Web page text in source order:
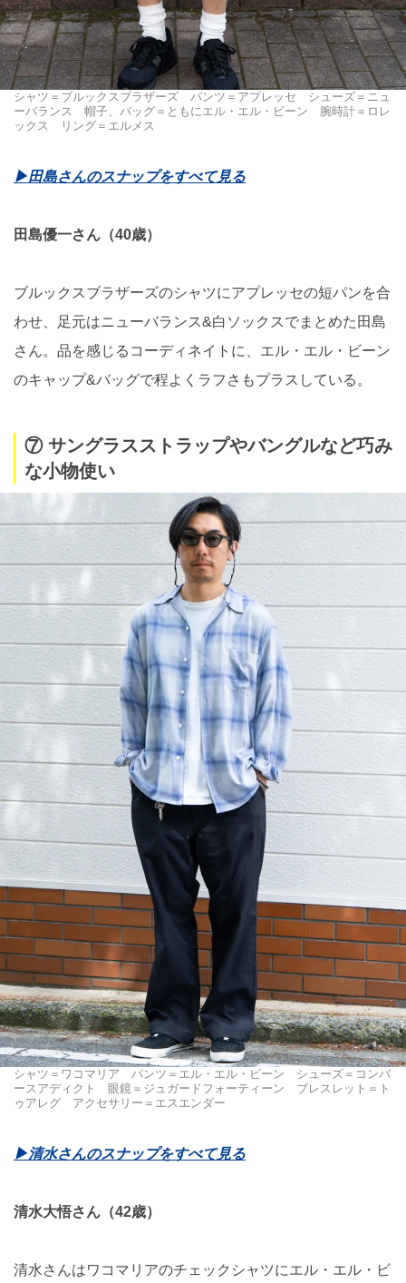
シャツ＝ブルックスブラザーズ パンツ＝アプレッセ シューズ＝ニュ
ーバランス 帽子、バッグ＝ともにエル・エル・ビーン 腕時計＝ロレ
ックス リング＝エルメス
▶︎田島さんのスナップをすべて見る
田島優一さん（40歳）
ブルックスブラザーズのシャツにアプレッセの短パンを合
わせ、足元はニューバランス&白ソックスでまとめた田島
さん。品を感じるコーディネイトに、エル・エル・ビーン
のキャップ&バッグで程よくラフさもプラスしている。
⑦ サングラスストラップやバングルなど巧み
な小物使い
シャツ＝ワコマリア パンツ＝エル・エル・ビーン シューズ＝コンバ
ースアディクト 眼鏡＝ジュガードフォーティーン ブレスレット＝ト
ゥアレグ アクセサリー＝エスエンダー
▶︎清水さんのスナップをすべて見る
清水大悟さん（42歳）
清水さんはワコマリアのチェックシャツにエル・エル・ビ